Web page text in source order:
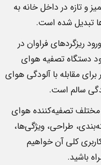
و تازه در داخل خانه به
تبدیل شده است.
ریزگردهای فراوان در
دستگاه تصفیه هوای
حلی موثر برای مقابله با آلودگی هوای
سالم است.
مختلف تصفیه‌کننده هوای
جمله بسته‌بندی، طراحی، ویژگی‌ها،
کلی آن خواهیم
باشید.